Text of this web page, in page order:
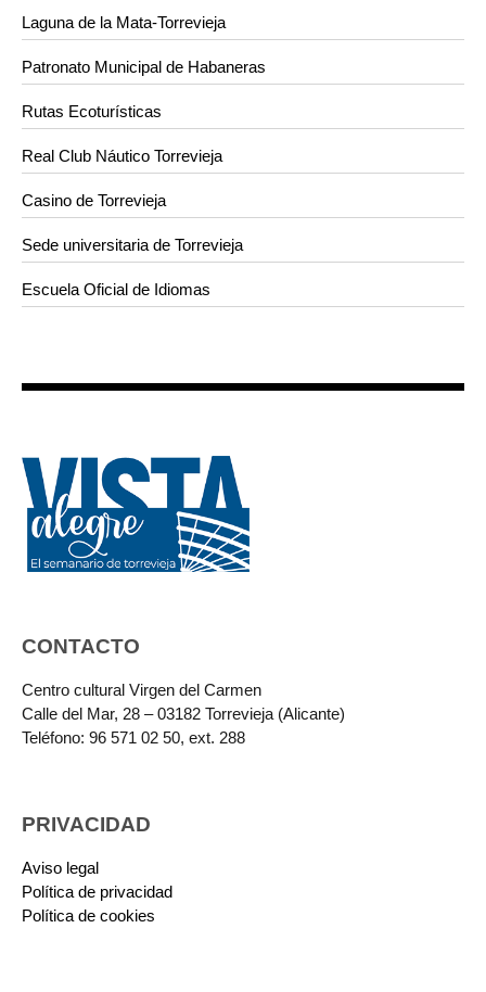
Laguna de la Mata-Torrevieja
Patronato Municipal de Habaneras
Rutas Ecoturísticas
Real Club Náutico Torrevieja
Casino de Torrevieja
Sede universitaria de Torrevieja
Escuela Oficial de Idiomas
CONTACTO
Centro cultural Virgen del Carmen
Calle del Mar, 28 – 03182 Torrevieja (Alicante)
Teléfono: 96 571 02 50, ext. 288
PRIVACIDAD
Aviso legal
Política de privacidad
Política de cookies